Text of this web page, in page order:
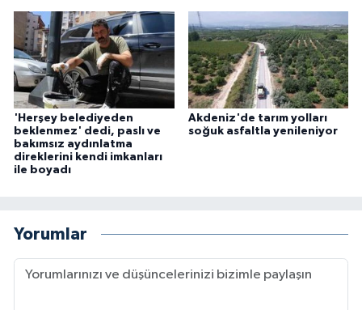
'Herşey belediyeden
beklenmez' dedi, paslı ve
bakımsız aydınlatma
direklerini kendi imkanları
ile boyadı
Akdeniz'de tarım yolları
soğuk asfaltla yenileniyor
Yorumlar